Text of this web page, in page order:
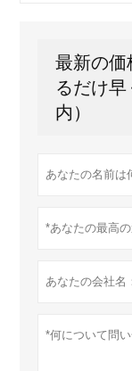
最新の価
るだけ
内）